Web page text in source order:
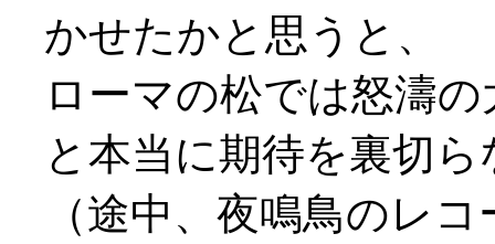
かせたかと思うと、
ローマの松では怒濤
と本当に期待を裏切
（途中、夜鳴鳥のレ